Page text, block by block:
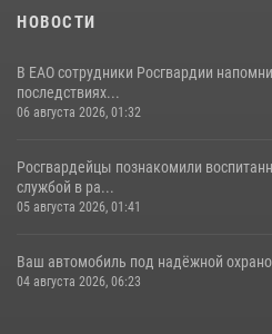
НОВОСТИ
В ЕАО сотрудники Росгвардии
последствиях...
06 августа 2026, 01:32
Росгвардейцы познакомили
службой в ра...
05 августа 2026, 01:41
Ваш автомобиль под надёжной
04 августа 2026, 06:23